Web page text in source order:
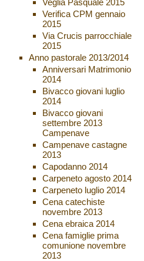
Verifica CPM gennaio
2015
Via Crucis parrocchiale
2015
Anno pastorale 2013/2014
Anniversari Matrimonio
2014
Bivacco giovani luglio
2014
Bivacco giovani
settembre 2013
Campenave
Campenave castagne
2013
Capodanno 2014
Carpeneto agosto 2014
Carpeneto luglio 2014
Cena catechiste
novembre 2013
Cena ebraica 2014
Cena famiglie prima
comunione novembre
2013